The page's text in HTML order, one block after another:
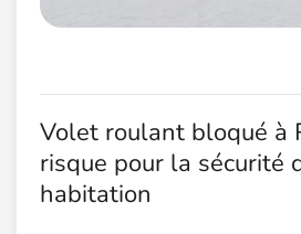
Volet roulant bloqué à
risque pour la sécurité
habitation